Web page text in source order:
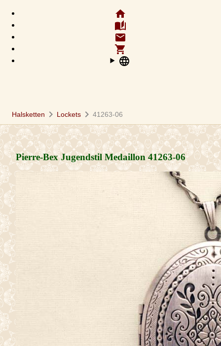
home
auto_stories
email
shopping_cart
language
Halsketten chevron_right Lockets chevron_right 41263-06
Pierre-Bex Jugendstil Medaillon41263-06